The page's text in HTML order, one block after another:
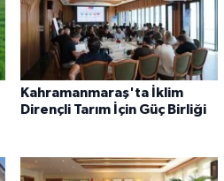
Kahramanmaraş'ta İklim
Dirençli Tarım İçin Güç Birliği